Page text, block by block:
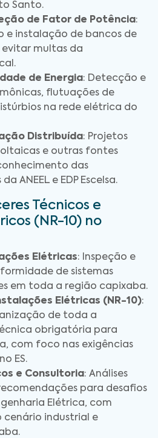
Santo.
de Fator de Potência:
e instalação de bancos de
multas da
de Energia: Detecção e
flutuações de
na rede elétrica do
Distribuída: Projetos
e outras fontes
das
ANEEL e EDP Escelsa.
Técnicos e
(NR-10) no
Elétricas: Inspeção e
de sistemas
em toda a região capixaba.
Elétricas (NR-10):
de toda a
obrigatória para
com foco nas exigências
ES.
e Consultoria: Análises
para desafios
Elétrica, com
industrial e